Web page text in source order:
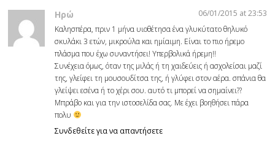
Ηρώ
06/01/2015 at 23:53
Καλησπέρα, πριν 1 μήνα υιοθέτησα ένα γλυκύτατο θηλυκό
σκυλάκι 3 ετών, μικρούλα και ημίαιμη. Είναι το πιο ήρεμο
πλάσμα που έχω συναντήσει! Υπερβολικά ήρεμη!!
Συνέχεια όμως, όταν της μιλάς ή τη χαιδεύεις ή ασχολείσαι μαζί
της, γλείφει τη μουσουδίτσα της, ή γλύφει στον αέρα. σπάνια θα
γλείψει εσένα ή το χέρι σου. αυτό τι μπορεί να σημαίνει??
Μπράβο και για την ιστοσελίδα σας. Με έχει βοηθήσει πάρα
πολυ
Συνδεθείτε για να απαντήσετε